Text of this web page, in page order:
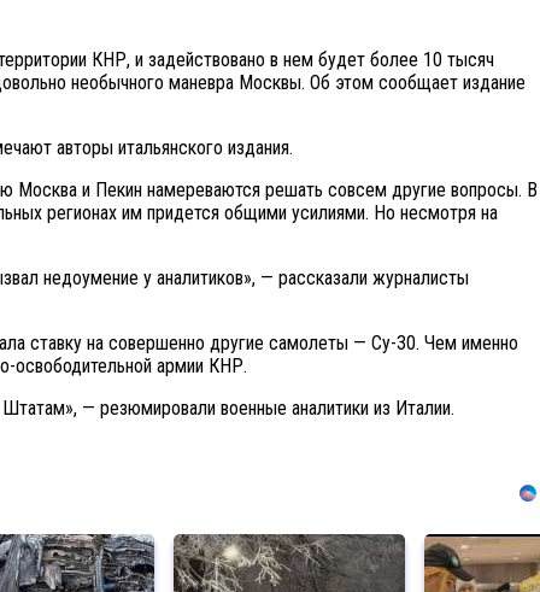
КНР, и задействовано в нем будет более 10 тысяч
необычного маневра Москвы. Об этом сообщает издание
авторы итальянского издания.
Москва и Пекин намереваются решать совсем другие вопросы. В
регионах им придется общими усилиями. Но несмотря на
недоумение у аналитиков», — рассказали журналисты
ставку на совершенно другие самолеты — Су-30. Чем именно
освободительной армии КНР.
— резюмировали военные аналитики из Италии.